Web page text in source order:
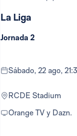
La Liga
Jornada 2
sábado, 22 ago,
RCDE Stadium
Orange TV y Dazn.